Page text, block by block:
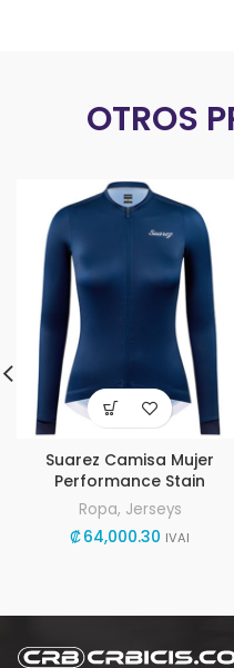
OTROS
Suarez Camisa Mujer
Performance Stain
Ropa, Jerseys
₡64,000.30 IVAI